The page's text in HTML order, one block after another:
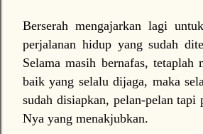
Berserah mengajarkan lagi
perjalanan hidup yang sudah
Selama masih bernafas,
baik yang selalu dijaga, maka
sudah disiapkan, pelan-pelan tapi
Nya yang menakjubkan.